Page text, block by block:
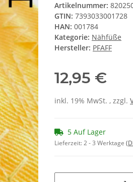
Artikelnummer:
GTIN: 7393033001728
HAN: 001784
Kategorie: Nähfüße
Hersteller: PFAFF
12,95 €
inkl. 19% MwSt. , zzgl.
5 Auf Lager
Lieferzeit:2 - 3 Werktage